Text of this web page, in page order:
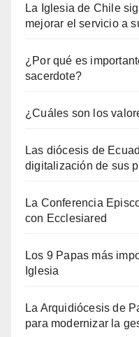
La Iglesia de Chile
mejorar el servicio a
¿Por qué es
sacerdote?
¿Cuáles son los
Las diócesis de
digitalización de sus
La Conferencia
con Ecclesiared
Los 9 Papas más
Iglesia
La Arquidiócesis de
para modernizar la